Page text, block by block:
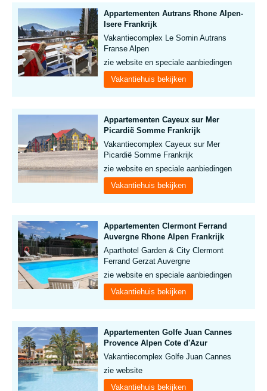
Appartementen Autrans Rhone Alpen-
Isere Frankrijk
Vakantiecomplex Le Sornin Autrans
Franse Alpen
zie website en speciale aanbiedingen
Vakantiehuis bekijken
Appartementen Cayeux sur Mer
Picardië Somme Frankrijk
Vakantiecomplex Cayeux sur Mer
Picardië Somme Frankrijk
zie website en speciale aanbiedingen
Vakantiehuis bekijken
Appartementen Clermont Ferrand
Auvergne Rhone Alpen Frankrijk
Aparthotel Garden & City Clermont
Ferrand Gerzat Auvergne
zie website en speciale aanbiedingen
Vakantiehuis bekijken
Appartementen Golfe Juan Cannes
Provence Alpen Cote d'Azur
Vakantiecomplex Golfe Juan Cannes
zie website
Vakantiehuis bekijken